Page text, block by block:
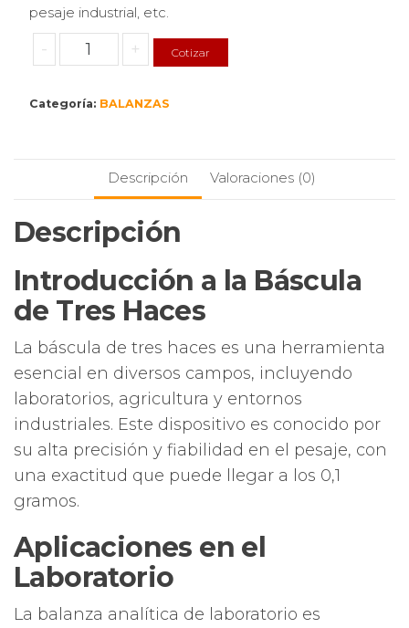
pesaje industrial, etc.
-
Báscula
de
Haces:
Pesaje
Laboratorio
+ Cotizar
Categoría: BALANZAS
Descripción Valoraciones (0)
Descripción
Introducción a la Báscula
de Tres Haces
La báscula de tres haces es una herramienta
esencial en diversos campos, incluyendo
laboratorios, agricultura y entornos
industriales. Este dispositivo es conocido por
su alta precisión y fiabilidad en el pesaje, con
una exactitud que puede llegar a los 0,1
gramos.
Aplicaciones en el
Laboratorio
La balanza analítica de laboratorio es